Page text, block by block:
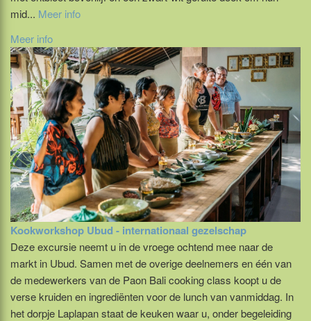
mid... Meer info
Meer info
Kookworkshop Ubud - internationaal gezelschap
Deze excursie neemt u in de vroege ochtend mee naar de
markt in Ubud. Samen met de overige deelnemers en één van
de medewerkers van de Paon Bali cooking class koopt u de
verse kruiden en ingrediënten voor de lunch van vanmiddag. In
het dorpje Laplapan staat de keuken waar u, onder begeleiding